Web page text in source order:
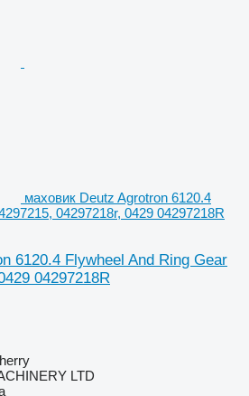
маховик Deutz Agrotron 6120.4
04297218r, 0429 04297218R
6120.4 Flywheel And Ring Gear
04297218R
LTD